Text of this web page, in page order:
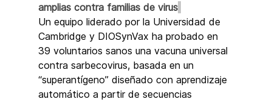
amplias contra familias de virus
Un equipo liderado por la Universidad de
Cambridge y DIOSynVax ha probado en
39 voluntarios sanos una vacuna universal
contra sarbecovirus, basada en un
“superantígeno” diseñado con aprendizaje
automático a partir de secuencias